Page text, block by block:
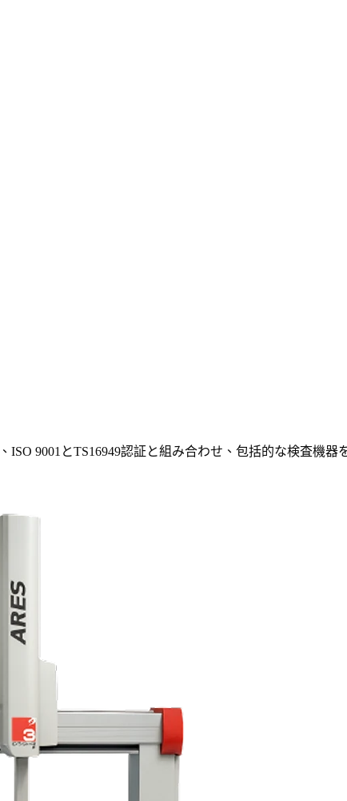
9001とTS16949認証と組み合わせ、包括的な検査機